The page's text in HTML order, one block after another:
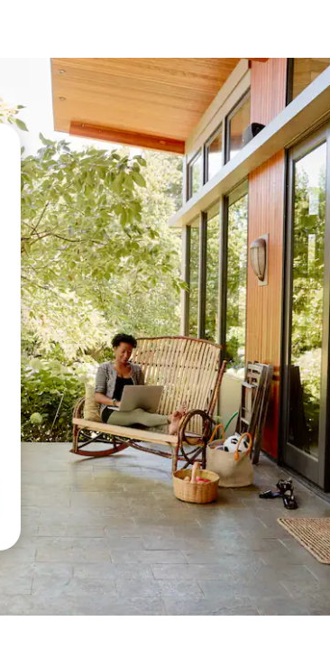
るか、画面をタッチまたはスワイプして検索結果を確認